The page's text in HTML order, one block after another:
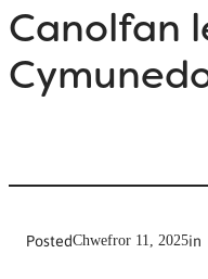
Canolfan
PostedChwefror 11, 2025in